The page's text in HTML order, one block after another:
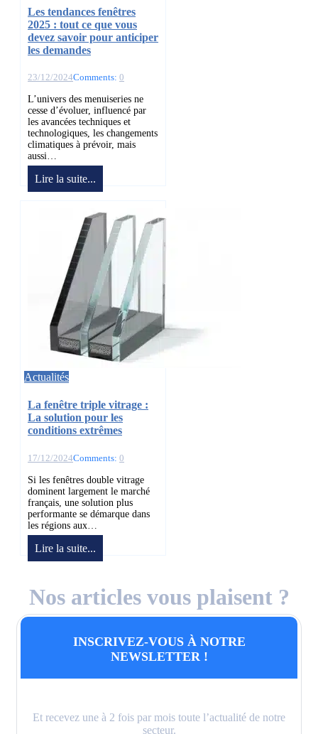
Les tendances fenêtres
2025 : tout ce que vous
devez savoir pour anticiper
les demandes
23/12/2024Comments: 0
L’univers des menuiseries ne
cesse d’évoluer, influencé par
les avancées techniques et
technologiques, les changements
climatiques à prévoir, mais
aussi…
Lire la suite...
Actualités
La fenêtre triple vitrage :
La solution pour les
conditions extrêmes
17/12/2024Comments: 0
Si les fenêtres double vitrage
dominent largement le marché
français, une solution plus
performante se démarque dans
les régions aux…
Lire la suite...
Nos articles vous plaisent ?
INSCRIVEZ-VOUS À NOTRE
NEWSLETTER !
Et recevez une à 2 fois par mois toute l’actualité de notre
secteur.